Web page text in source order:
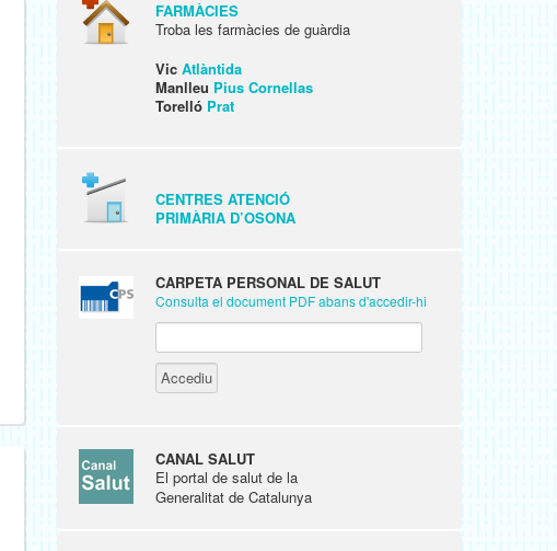
FARMÀCIES
Troba les farmàcies de guàrdia
Vic Atlàntida
Manlleu Pius Cornellas
Torelló Prat
CENTRES ATENCIÓ
PRIMÀRIA D’OSONA
CARPETA PERSONAL DE SALUT
Consulta el document PDF abans d'accedir-hi
CANAL SALUT
El portal de salut de la
Generalitat de Catalunya